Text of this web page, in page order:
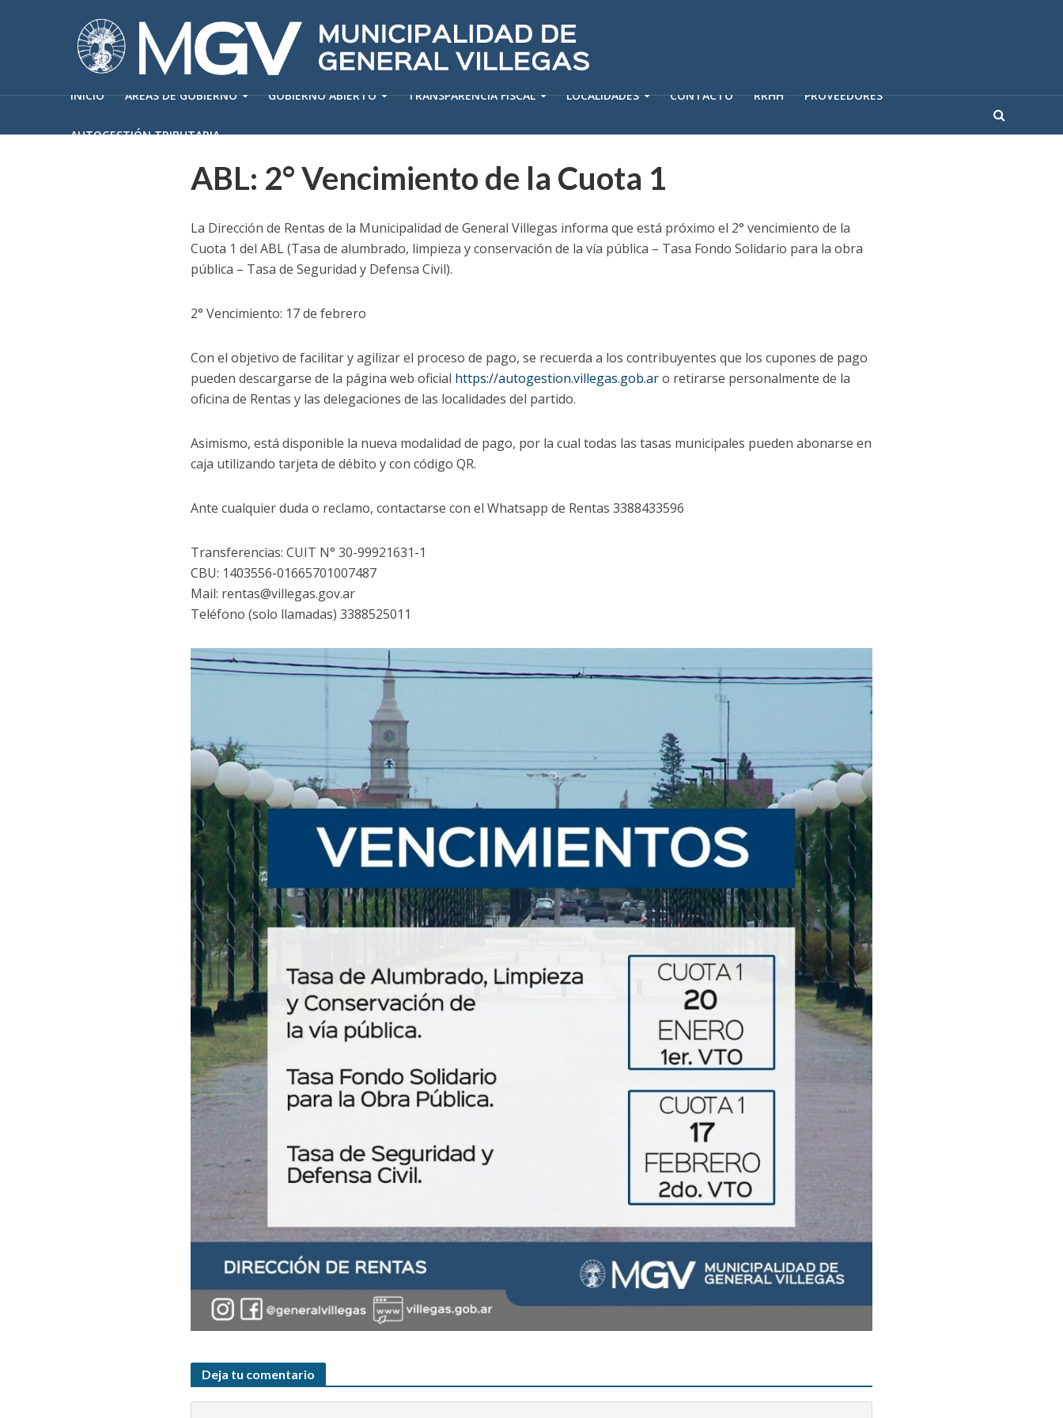
INICIO ÁREAS DE GOBIERNO GOBIERNO ABIERTO TRANSPARENCIA FISCAL LOCALIDADES CONTACTO RRHH PROVEEDORES
AUTOGESTIÓN TRIBUTARIA
ABL: 2° Vencimiento de la Cuota 1
La Dirección de Rentas de la Municipalidad de General Villegas informa que está próximo el 2° vencimiento de la
Cuota 1 del ABL (Tasa de alumbrado, limpieza y conservación de la vía pública – Tasa Fondo Solidario para la obra
pública – Tasa de Seguridad y Defensa Civil).
2° Vencimiento: 17 de febrero
Con el objetivo de facilitar y agilizar el proceso de pago, se recuerda a los contribuyentes que los cupones de pago
pueden descargarse de la página web oficial https://autogestion.villegas.gob.aro retirarse personalmente de la
oficina de Rentas y las delegaciones de las localidades del partido.
Asimismo, está disponible la nueva modalidad de pago, por la cual todas las tasas municipales pueden abonarse en
caja utilizando tarjeta de débito y con código QR.
Ante cualquier duda o reclamo, contactarse con el Whatsapp de Rentas 3388433596
Transferencias: CUIT N° 30-99921631-1
CBU: 1403556-01665701007487
Mail: rentas@villegas.gov.ar
Teléfono (solo llamadas) 3388525011
Deja tu comentario